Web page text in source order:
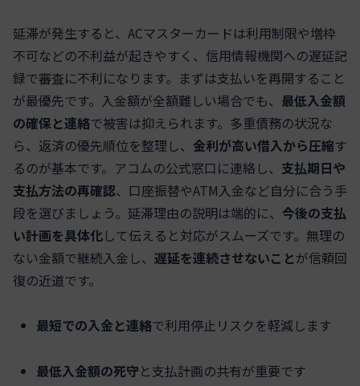
延滞が発生すると、ACマスターカードは利用制限や増枠
不可などの不利益が起きやすく、信用情報機関への遅延記
録で審査に不利になります。まずは支払いを再開すること
が最優先です。入金額が全額難しい場合でも、 最低入金額
の確保と連絡で被害は抑えられます。多重債務の状況な
ら、返済の優先順位を整理し、 金利が高い借入から圧縮す
るのが基本です。アコムの公式窓口に連絡し、 支払期日や
支払方法の再確認、口座振替やATM入金など自分に合う手
段を選びましょう。延滞理由の説明は端的に、 今後の支払
い計画を具体化して伝えると対応がスムーズです。無理の
ない金額で継続入金し、 遅延を連続させないことが信頼回
復の近道です。
最短での入金と連絡で利用停止リスクを軽減します
最低入金額の死守と支払計画の共有が重要です